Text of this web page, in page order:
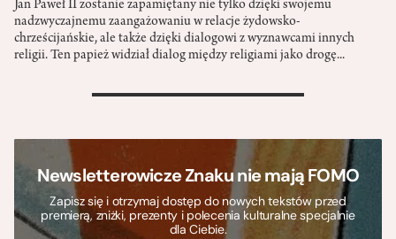
Jan Paweł II zostanie zapamiętany nie tylko dzięki swojemu
nadzwyczajnemu zaangażowaniu w relacje żydowsko-
chrześcijańskie, ale także dzięki dialogowi z wyznawcami innych
religii. Ten papież widział dialog między religiami jako drogę...
>
Newsletterowicze Znaku nie mają FOMO
Zapisz się i otrzymaj dostęp do nowych tekstów przed
premierą, zniżki, prezenty i polecenia kulturalne specjalnie
dla Ciebie.